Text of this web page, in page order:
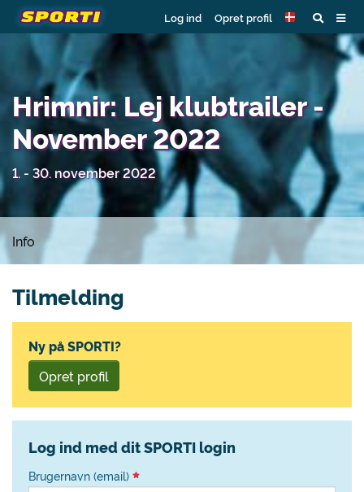
Log ind Opret profil
Hrimnir: Lej klubtrailer -
November 2022
1. - 30. november 2022
Info
Tilmelding
Ny på SPORTI?
Opret profil
Log ind med dit SPORTI login
Brugernavn (email)